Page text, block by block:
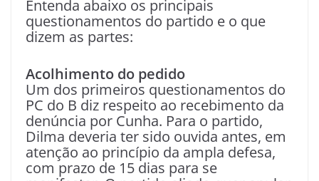
Entenda abaixo os principais
questionamentos do partido e o que
dizem as partes:
Acolhimento do pedido
Um dos primeiros questionamentos do
PC do B diz respeito ao recebimento da
denúncia por Cunha. Para o partido,
Dilma deveria ter sido ouvida antes, em
atenção ao princípio da ampla defesa,
com prazo de 15 dias para se